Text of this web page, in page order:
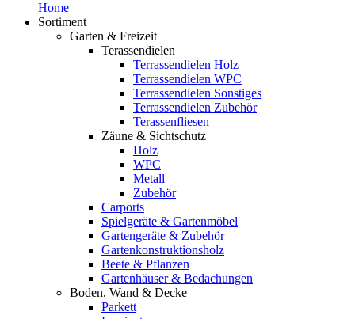
Home
Sortiment
Garten & Freizeit
Terassendielen
Terrassendielen Holz
Terrassendielen WPC
Terrassendielen Sonstiges
Terrassendielen Zubehör
Terassenfliesen
Zäune & Sichtschutz
Holz
WPC
Metall
Zubehör
Carports
Spielgeräte & Gartenmöbel
Gartengeräte & Zubehör
Gartenkonstruktionsholz
Beete & Pflanzen
Gartenhäuser & Bedachungen
Boden, Wand & Decke
Parkett